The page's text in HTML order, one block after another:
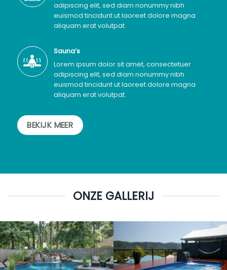
adipiscing elit, sed diam nonummy nibh
euismod tincidunt ut laoreet dolore magna
aliquam erat volutpat.
Sauna’s
Lorem ipsum dolor sit amet, consectetuer
adipiscing elit, sed diam nonummy nibh
euismod tincidunt ut laoreet dolore magna
aliquam erat volutpat.
BEKIJK MEER
ONZE GALLERIJ